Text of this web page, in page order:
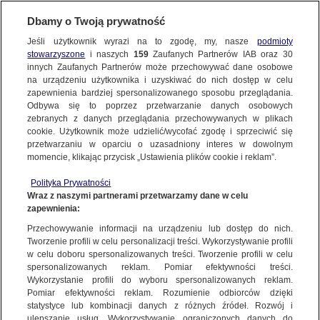
BIURO REKLAMY TVN MEDIA
16.06.2026
„NOWA SZELĄGOWSKA” JESIENIĄ W TVN
TVN
Dbamy o Twoją prywatność
Jeśli użytkownik wyrazi na to zgodę, my, nasze podmioty
stowarzyszone i naszych 159Zaufanych Partnerów IAB oraz 30
innych Zaufanych Partnerów może przechowywać dane osobowe
na urządzeniu użytkownika i uzyskiwać do nich dostęp w celu
zapewnienia bardziej spersonalizowanego sposobu przeglądania.
Odbywa się to poprzez przetwarzanie danych osobowych
zebranych z danych przeglądania przechowywanych w plikach
cookie. Użytkownik może udzielić/wycofać zgodę i sprzeciwić się
przetwarzaniu w oparciu o uzasadniony interes w dowolnym
momencie, klikając przycisk „Ustawienia plików cookie i reklam”.
Polityka Prywatności
Wraz z naszymi partnerami przetwarzamy dane w celu
zapewnienia:
Przechowywanie informacji na urządzeniu lub dostęp do nich.
Tworzenie profili w celu personalizacji treści. Wykorzystywanie profili
w celu doboru spersonalizowanych treści. Tworzenie profili w celu
spersonalizowanych reklam. Pomiar efektywności treści.
Wykorzystanie profili do wyboru spersonalizowanych reklam.
Pomiar efektywności reklam. Rozumienie odbiorców dzięki
statystyce lub kombinacji danych z różnych źródeł. Rozwój i